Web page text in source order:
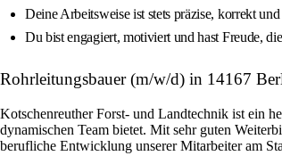
Deine Arbeitsweise ist stets präzise, korrekt
Du bist engagiert, motiviert und hast Freude,
Rohrleitungsbauer (m/w/d) in 14167
Kotschenreuther Forst- und Landtechnik ist ein
dynamischen Team bietet. Mit sehr guten
berufliche Entwicklung unserer Mitarbeiter am